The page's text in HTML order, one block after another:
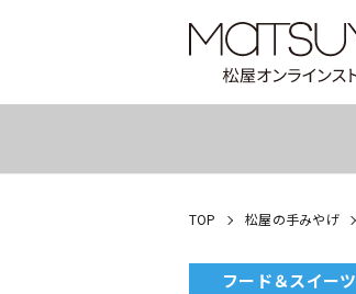
TOP 松屋の手みやげ
フード＆スイーツ